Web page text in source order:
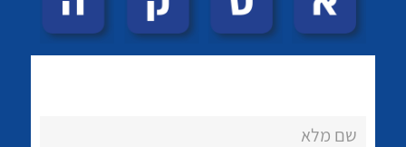
שם מלא